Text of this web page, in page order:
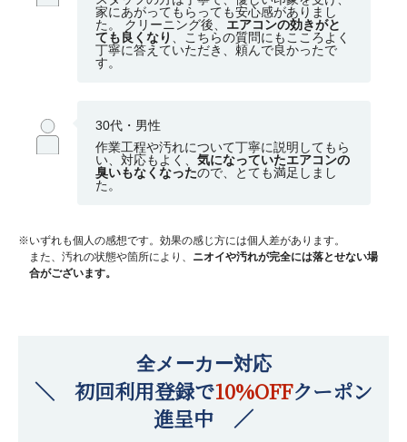
家にあがってもらっても安心感がありまし
た。 クリーニング後、 エアコンの効きがと
ても良くなり
、こちらの質問にもこころよく
丁寧に答えていただき、頼んで良かったで
す。
30代・男性
作業工程や汚れについて丁寧に説明してもら
い、対応もよく、 気になっていたエアコンの
臭いもなくなったので、とても満足しまし
た。
※いずれも個人の感想です。効果の感じ方には個人差があります。
また、汚れの状態や箇所により、 ニオイや汚れが完全には落とせない場
合がございます。
全メーカー対応
＼ 初回利用登録で10%OFFクーポン
進呈中 ／